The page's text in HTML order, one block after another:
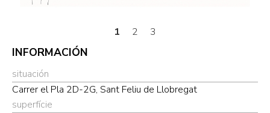
1 2 3
INFORMACIÓN
situación
Carrer el Pla 2D-2G, Sant Feliu de Llobregat
superfície